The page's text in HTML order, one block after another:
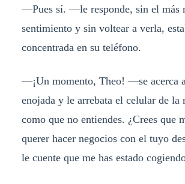
—Pues sí. —le responde, sin el más
sentimiento y sin voltear a verla,
concentrada en su teléfono.
—¡Un momento, Theo! —se acerca
enojada y le arrebata el celular de
como que no entiendes. ¿Crees que
querer hacer negocios con el tuyo
le cuente que me has estado